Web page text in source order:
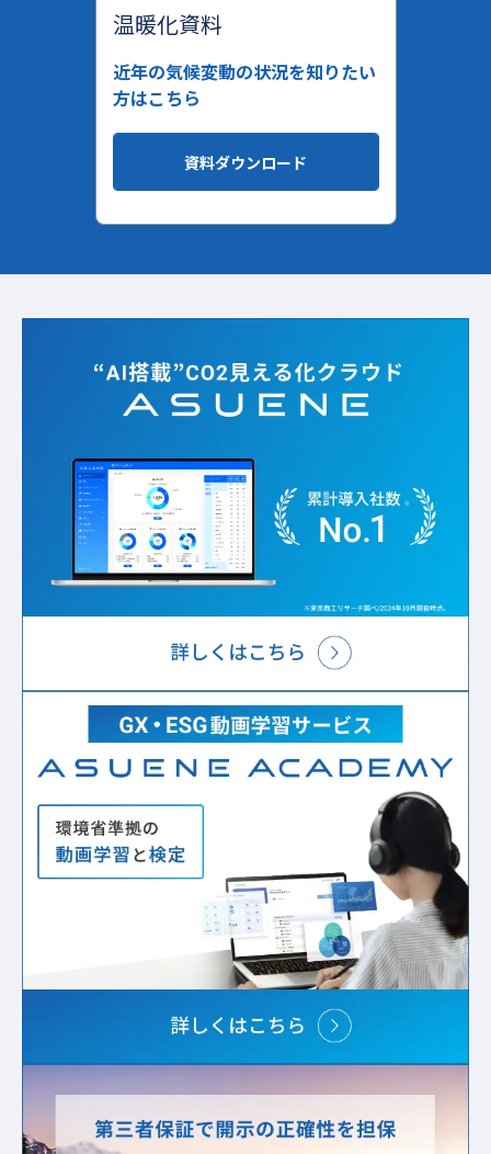
温暖化資料
近年の気候変動の状況を知りたい
方はこちら
資料ダウンロード